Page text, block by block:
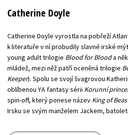
Catherine Doyle
Catherine Doyle vyrostla na pobřeží
k literatuře v ní probudily slavné irské
young adult trilogie Blood for Blooda
mládež, mezi něž patří oceněná trilogie
Keeper). Spolu se svojí švagrovou
oblíbenou YA fantasy sérii Korunní
spin-off, který ponese název King of
Irsku se svým manželem Jackem,